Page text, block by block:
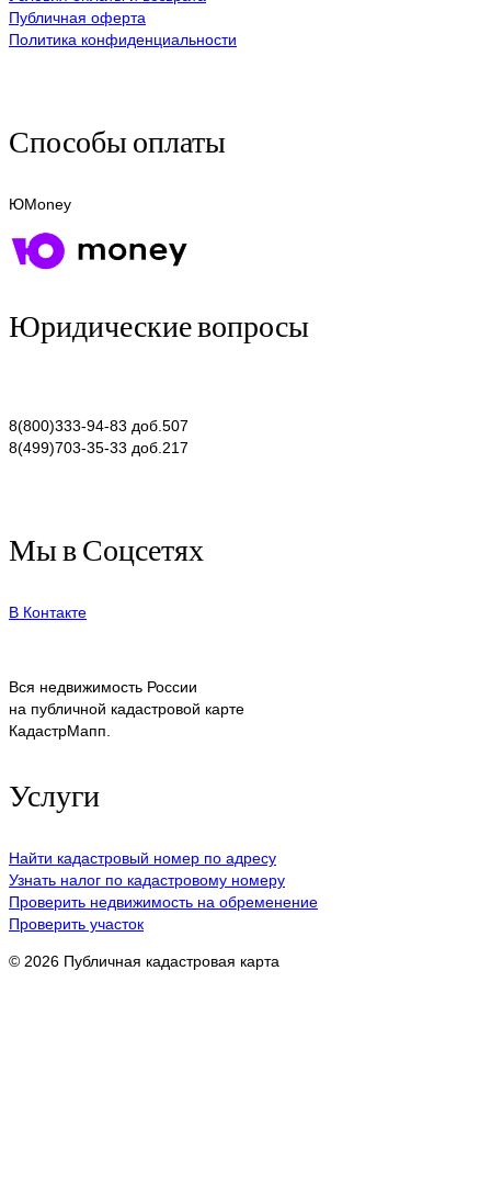
Публичная оферта
Политика конфиденциальности
Способы оплаты
ЮMoney
Юридические вопросы
8(800)333-94-83 доб.507
8(499)703-35-33 доб.217
Мы в Соцсетях
В Контакте
Вся недвижимость России
на публичной кадастровой карте
КадастрМапп.
Услуги
Найти кадастровый номер по адресу
Узнать налог по кадастровому номеру
Проверить недвижимость на обременение
Проверить участок
© 2026 Публичная кадастровая карта